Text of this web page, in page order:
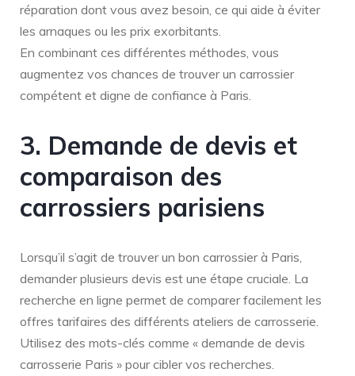
réparation dont vous avez besoin, ce qui aide à éviter
les arnaques ou les prix exorbitants.
En combinant ces différentes méthodes, vous
augmentez vos chances de trouver un carrossier
compétent et digne de confiance à Paris.
3. Demande de devis et
comparaison des
carrossiers parisiens
Lorsqu’il s’agit de trouver un bon carrossier à Paris,
demander plusieurs devis est une étape cruciale. La
recherche en ligne permet de comparer facilement les
offres tarifaires des différents ateliers de carrosserie.
Utilisez des mots-clés comme « demande de devis
carrosserie Paris » pour cibler vos recherches.